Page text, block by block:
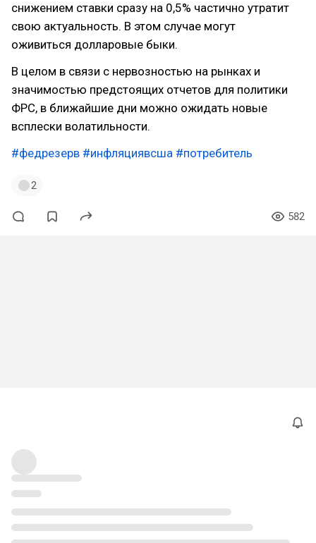
снижением ставки сразу на 0,5% частично утратит
свою актуальность. В этом случае могут
оживиться долларовые быки.
В целом в связи с нервозностью на рынках и
значимостью предстоящих отчетов для политики
ФРС, в ближайшие дни можно ожидать новые
всплески волатильности.
#федрезерв #инфляциявсша #потребитель
2
582